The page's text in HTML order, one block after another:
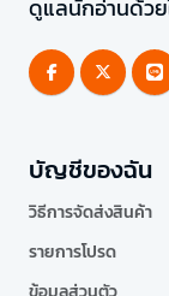
ดูแลนักอ่านด้วย
บัญชีของฉัน
วิธีการจัดส่งสินค้า
รายการโปรด
ข้อมูลส่วนตัว